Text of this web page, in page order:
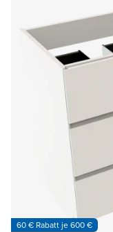
60 € Rabatt je 600 €